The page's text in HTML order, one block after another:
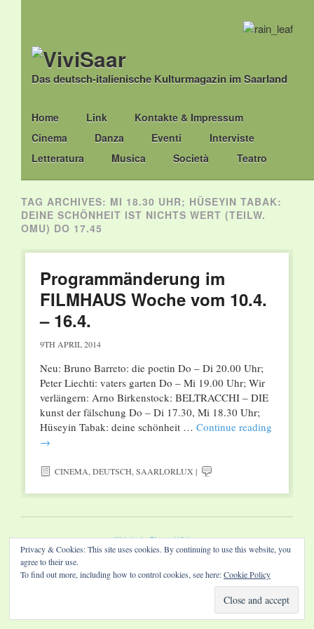
Das deutsch-italienische Kulturmagazin im Saarland
Main menu
Skip
to
content
Home Link
Kontakte & Impressum
Cinema
Danza Eventi
Interviste
Letteratura
Musica Società Teatro
TAG ARCHIVES: MI 18.30 UHR; HÜSEYIN TABAK:
DEINE SCHÖNHEIT IST NICHTS WERT (TEILW.
OMU) DO 17.45
Programmänderung im
FILMHAUS Woche vom 10.4.
– 16.4.
9TH APRIL 2014
Neu: Bruno Barreto: die poetin Do – Di 20.00 Uhr;
Peter Liechti: vaters garten Do – Mi 19.00 Uhr; Wir
verlängern: Arno Birkenstock: BELTRACCHI – DIE
kunst der fälschung Do – Di 17.30, Mi 18.30 Uhr;
Hüseyin Tabak: deine schönheit … Continue reading
→
CINEMA,DEUTSCH,SAARLORLUX |
Website by Diamond Visions
Privacy & Cookies: This site uses cookies. By continuing to use this website, you
agree to their use.
To find out more, including how to control cookies, see here:Cookie Policy